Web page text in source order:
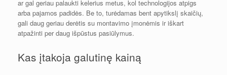
ar gal geriau palaukti kelerius metus, kol technologijos atpigs
arba pajamos padidės. Be to, turėdamas bent apytikslį skaičių,
gali daug geriau derėtis su montavimo įmonėmis ir iškart
atpažinti per daug išpūstus pasiūlymus.
Kas įtakoja galutinę kainą